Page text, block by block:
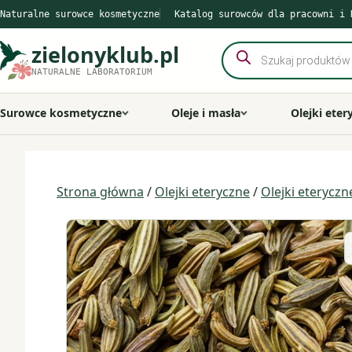
Przejdź
do
treści
Naturalne surowce kosmetyczne Katalog surowców dla pracowni i
zielonyklub.pl
NATURALNE LABORATORIUM
Wyszukiwarka
produktów
Surowce kosmetyczne Oleje i masła Olejki
Strona główna / Olejki eteryczne/ Olejki